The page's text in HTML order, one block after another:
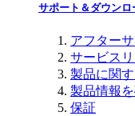
サポート＆ダウンロ
アフター
サービス
製品に関
製品情報
保証